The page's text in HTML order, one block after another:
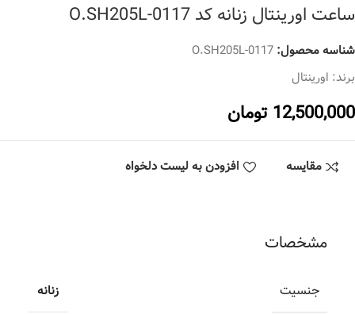
ساعت اورینتال زنانه کد O.SH205L-0117
شناسه محصول:O.SH205L-0117
برند: اورینتال
12,500,000 تومان
مقایسه افزودن به لیست دلخواه
مشخصات
جنسیت زنانه